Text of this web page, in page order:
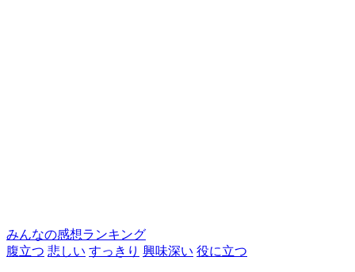
みんなの感想ランキング
腹立つ 悲しい すっきり 興味深い 役に立つ